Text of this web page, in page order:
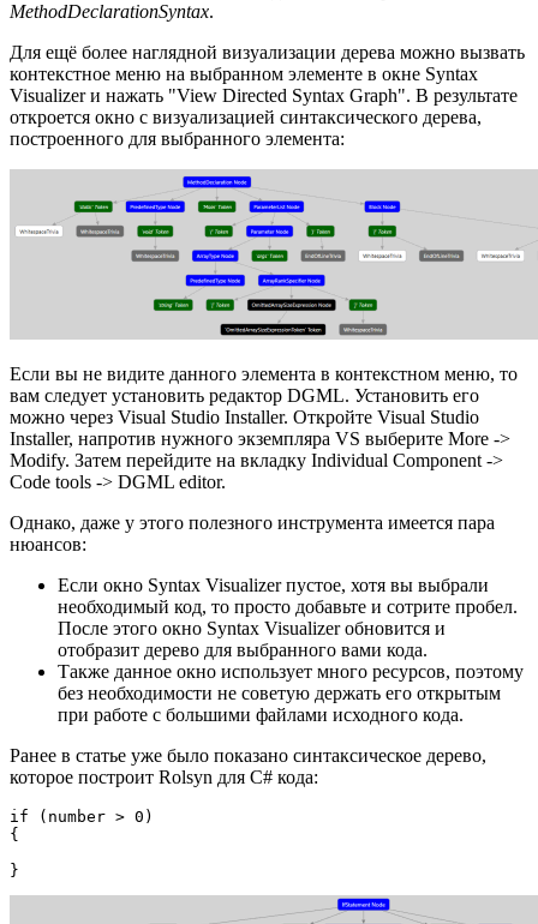
MethodDeclarationSyntax.
Для ещё более наглядной визуализации дерева можно вызвать
контекстное меню на выбранном элементе в окне Syntax
Visualizer и нажать "View Directed Syntax Graph". В результате
откроется окно с визуализацией синтаксического дерева,
построенного для выбранного элемента:
Если вы не видите данного элемента в контекстном меню, то
вам следует установить редактор DGML. Установить его
можно через Visual Studio Installer. Откройте Visual Studio
Installer, напротив нужного экземпляра VS выберите More ->
Modify. Затем перейдите на вкладку Individual Component ->
Code tools -> DGML editor.
Однако, даже у этого полезного инструмента имеется пара
нюансов:
Если окно Syntax Visualizer пустое, хотя вы выбрали
необходимый код, то просто добавьте и сотрите пробел.
После этого окно Syntax Visualizer обновится и
отобразит дерево для выбранного вами кода.
Также данное окно использует много ресурсов, поэтому
без необходимости не советую держать его открытым
при работе с большими файлами исходного кода.
Ранее в статье уже было показано синтаксическое дерево,
которое построит Rolsyn для C# кода:
if (number > 0)
{
}